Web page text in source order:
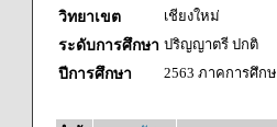
วิทยาเขต
เชียงใหม่
ระดับการศึกษา ปริญญาตรี ปกติ
ปีการศึกษา
2563 ภาคการศึก